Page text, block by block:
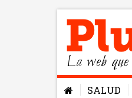
La web
SALUD